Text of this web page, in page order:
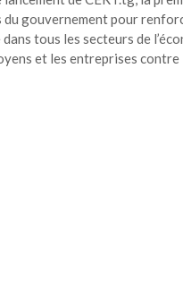
du gouvernement pour
tous les secteurs de
et les entreprises contre